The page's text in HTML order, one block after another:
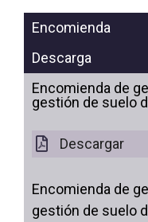
Encomienda
Descarga
Encomienda de
gestión de suelo
Descargar
Encomienda de
gestión de suelo